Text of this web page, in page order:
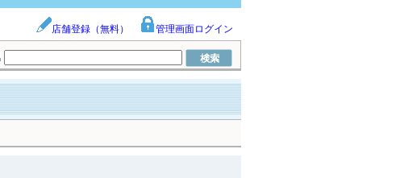
店舗登録（無料） 管理画面ログイン